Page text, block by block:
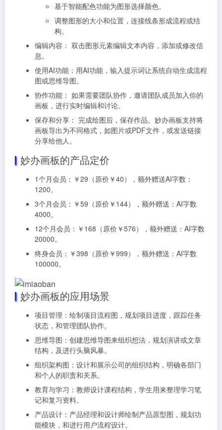
基于智能配色功能为图形选择颜色。
调整图形的大小和位置，连接线条形成流程或结
构。
编辑内容： 双击图形元素编辑文本内容，添加或修改信
息。
使用AI功能：用AI功能，输入提示词让系统自动生成流程
图或思维导图。
协作功能： 如果需要团队协作，邀请团队成员加入你的
画板，进行实时编辑和讨论。
保存和分享： 完成绘图后，保存作品。妙办画板支持将
画板导出为不同格式，如图片或PDF文件，或发送链接
分享给他人。
妙办画板的产品定价
1个月会员：￥29（原价￥40），额外赠送AI字数：
1200。
3个月会员：￥59（原价￥144），额外赠送：AI字数
4000。
12个月会员：￥168（原价￥576），额外赠送：AI字数
20000。
终身会员：￥398（原价￥999），额外赠送：AI字数
100000。
妙办画板的应用场景
项目管理：绘制项目流程图，规划项目进度，跟踪任务
状态，和管理团队协作。
思维导图：创建思维导图来组织想法，规划演讲或文章
结构，及进行头脑风暴。
组织架构图：设计和展示公司的组织结构，明确各部门
和个人的职责和关系。
教育与学习：教师设计课程结构，学生用来整理学习笔
记和复习资料。
产品设计：产品经理和设计师绘制产品原型图，规划功
能模块，和进行用户流程设计。